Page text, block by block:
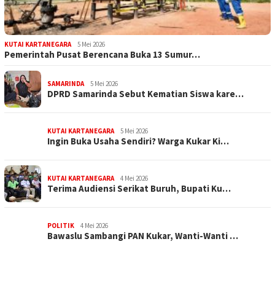
KUTAI KARTANEGARA 5 Mei 2026
Pemerintah Pusat Berencana Buka 13 Sumur…
SAMARINDA 5 Mei 2026
DPRD Samarinda Sebut Kematian Siswa kare…
KUTAI KARTANEGARA 5 Mei 2026
Ingin Buka Usaha Sendiri? Warga Kukar Ki…
KUTAI KARTANEGARA 4 Mei 2026
Terima Audiensi Serikat Buruh, Bupati Ku…
POLITIK 4 Mei 2026
Bawaslu Sambangi PAN Kukar, Wanti-Wanti …